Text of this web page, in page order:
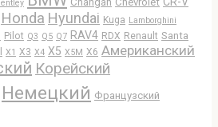
Honda Hyundai Kuga Lamborghini
Pilot Q3 Q5 Q7 RAV4 RDX Renault Santa
X1 X3 X4 X5 X5M X6 Американский
Корейский
Немецкий Французский